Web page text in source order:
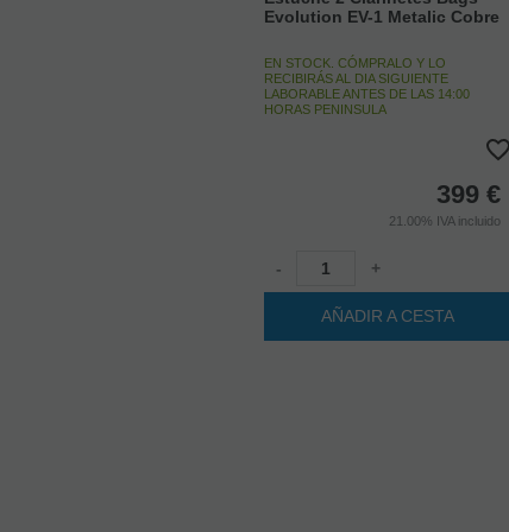
Evolution EV-1 Metalic Cobre
EN STOCK. CÓMPRALO Y LO
RECIBIRÁS AL DIA SIGUIENTE
LABORABLE ANTES DE LAS 14:00
HORAS PENINSULA
399 €
21.00% IVA incluido
- +
AÑADIR A CESTA